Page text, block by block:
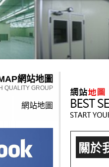
網站地圖
QUALITY GROUP
網站地圖
關於